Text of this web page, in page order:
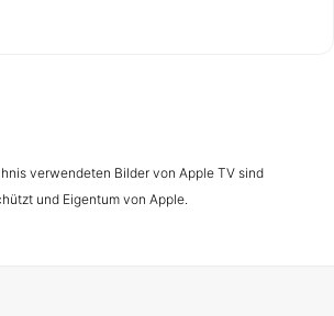
verwendeten Bilder von Apple TV sind
und Eigentum von Apple.